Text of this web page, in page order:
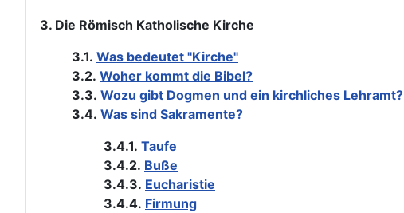
3. Die Römisch Katholische Kirche
3.1. Was bedeutet "Kirche"
3.2. Woher kommt die Bibel?
3.3. Wozu gibt Dogmen und ein kirchliches Lehramt?
3.4. Was sind Sakramente?
3.4.1. Taufe
3.4.2. Buße
3.4.3. Eucharistie
3.4.4. Firmung